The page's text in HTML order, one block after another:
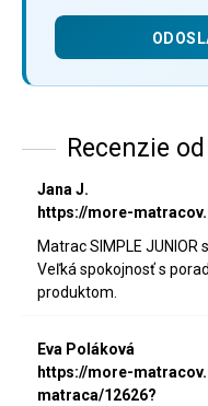
Recenzie
Jana J.
https://more-
Matrac SIMPLE
Veľká spokojnosť s
produktom.
Eva Poláková
https://more-
matraca/12626?